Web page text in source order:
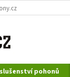
pohonů